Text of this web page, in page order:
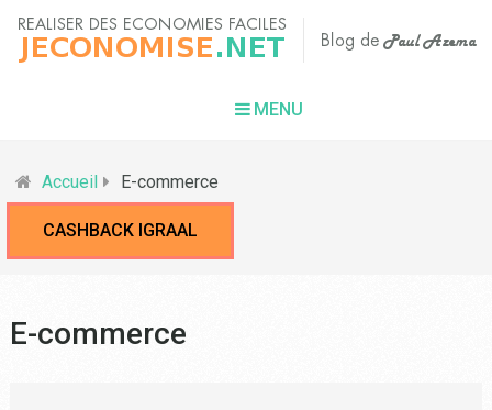
MENU
Accueil E-commerce
CASHBACK IGRAAL
E-commerce